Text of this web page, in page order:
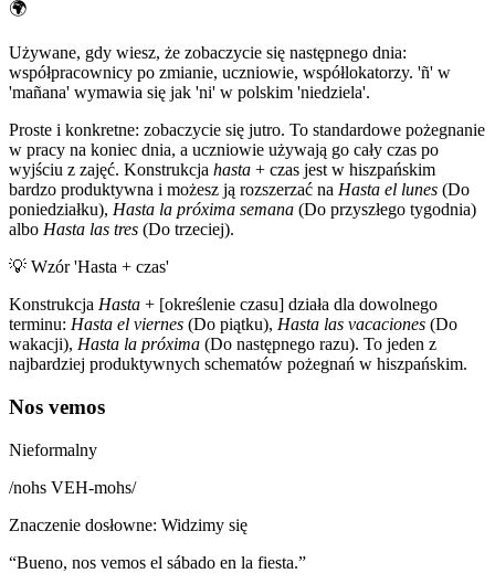
🌍
Używane, gdy wiesz, że zobaczycie się następnego dnia:
współpracownicy po zmianie, uczniowie, współlokatorzy. 'ñ' w
'mañana' wymawia się jak 'ni' w polskim 'niedziela'.
Proste i konkretne: zobaczycie się jutro. To standardowe pożegnanie
w pracy na koniec dnia, a uczniowie używają go cały czas po
wyjściu z zajęć. Konstrukcja hasta + czas jest w hiszpańskim
bardzo produktywna i możesz ją rozszerzać na Hasta el lunes (Do
poniedziałku), Hasta la próxima semana (Do przyszłego tygodnia)
albo Hasta las tres (Do trzeciej).
💡 Wzór 'Hasta + czas'
Konstrukcja Hasta + [określenie czasu] działa dla dowolnego
terminu: Hasta el viernes (Do piątku), Hasta las vacaciones (Do
wakacji), Hasta la próxima (Do następnego razu). To jeden z
najbardziej produktywnych schematów pożegnań w hiszpańskim.
Nos vemos
Nieformalny
/nohs VEH-mohs/
Znaczenie dosłowne: Widzimy się
“Bueno, nos vemos el sábado en la fiesta.”